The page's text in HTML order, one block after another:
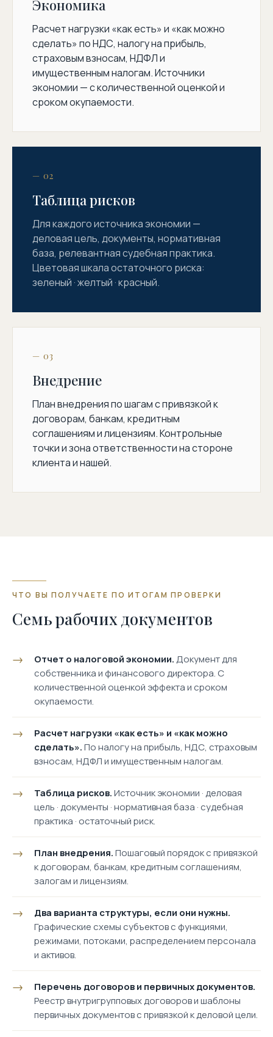
Экономика
Расчет нагрузки «как есть» и «как можно
сделать» по НДС, налогу на прибыль,
страховым взносам, НДФЛ и
имущественным налогам. Источники
экономии — с количественной оценкой и
сроком окупаемости.
— 02
Таблица рисков
Для каждого источника экономии —
деловая цель, документы, нормативная
база, релевантная судебная практика.
Цветовая шкала остаточного риска:
зеленый · желтый · красный.
— 03
Внедрение
План внедрения по шагам с привязкой к
договорам, банкам, кредитным
соглашениям и лицензиям. Контрольные
точки и зона ответственности на стороне
клиента и нашей.
ЧТО ВЫ ПОЛУЧАЕТЕ ПО ИТОГАМ ПРОВЕРКИ
Семь рабочих документов
Отчет о налоговой экономии.Документ для
собственника и финансового директора. С
количественной оценкой эффекта и сроком
окупаемости.
Расчет нагрузки «как есть» и «как можно
сделать».По налогу на прибыль, НДС, страховым
взносам, НДФЛ и имущественным налогам.
Таблица рисков.Источник экономии · деловая
цель · документы · нормативная база · судебная
практика · остаточный риск.
План внедрения.Пошаговый порядок с привязкой
к договорам, банкам, кредитным соглашениям,
залогам и лицензиям.
Два варианта структуры, если они нужны.
Графические схемы субъектов с функциями,
режимами, потоками, распределением персонала
и активов.
Перечень договоров и первичных документов.
Реестр внутригрупповых договоров и шаблоны
первичных документов с привязкой к деловой цели.